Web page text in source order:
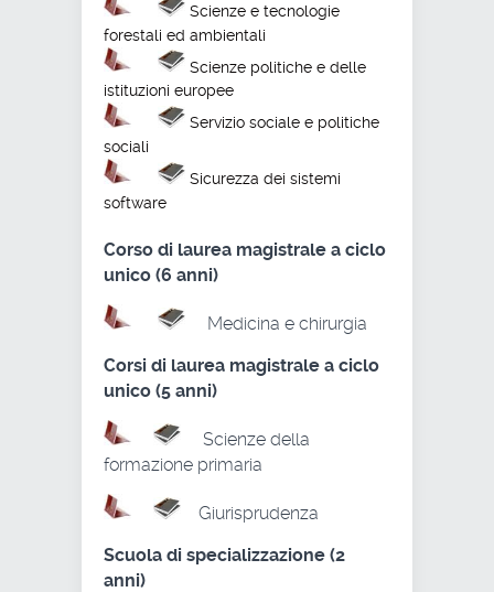
Scienze e tecnologie
forestali ed ambientali
Scienze politiche e delle
istituzioni europee
Servizio sociale e politiche
sociali
Sicurezza dei sistemi
software
Corso di laurea magistrale a ciclo
unico (6 anni)
Medicina e chirurgia
Corsi di laurea magistrale a ciclo
unico (5 anni)
Scienze della
formazione primaria
Giurisprudenza
Scuola di specializzazione (2
anni)